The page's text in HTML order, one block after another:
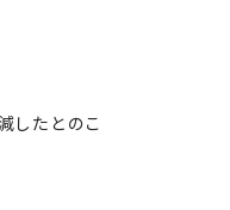
したとのこ